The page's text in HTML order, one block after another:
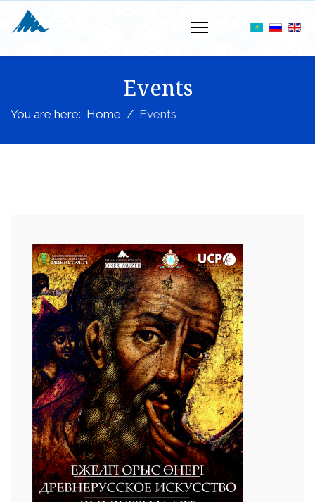
Events
You are here: Home Events